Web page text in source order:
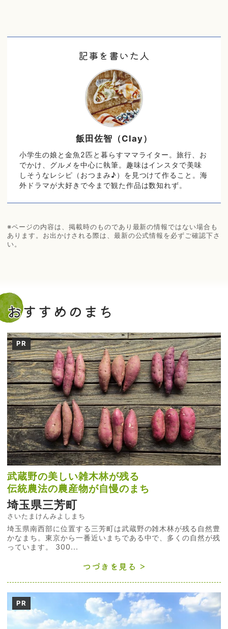
記事を書いた人
飯田佐智（Clay）
小学生の娘と金魚2匹と暮らすママライター。旅行、お
でかけ、グルメを中心に執筆。趣味はインスタで美味
しそうなレシピ（おつまみ♪）を見つけて作ること。海
外ドラマが大好きで今まで観た作品は数知れず。
※ページの内容は、掲載時のものであり最新の情報ではない場合も
あります。お出かけされる際は、最新の公式情報を必ずご確認下さ
い。
おすすめのまち
PR
武蔵野の美しい雑木林が残る
伝統農法の農産物が自慢のまち
埼玉県三芳町
さいたまけんみよしまち
埼玉県南西部に位置する三芳町は武蔵野の雑木林が残る自然豊
かなまち。東京から一番近いまちである中で、多くの自然が残
っています。 300...
つづきを見る
PR